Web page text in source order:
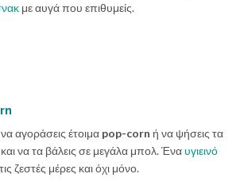
με αυγά που επιθυμείς.
αγοράσεις έτοιμα pop-corn ή να ψήσεις τα
να τα βάλεις σε μεγάλα μπολ. Έναυγιεινό
ζεστές μέρες και όχι μόνο.